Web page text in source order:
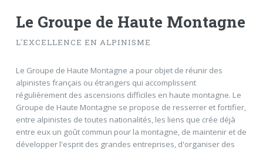
Le Groupe de Haute Montagne
L'EXCELLENCE EN ALPINISME
Le Groupe de Haute Montagne a pour objet de réunir des
alpinistes français ou étrangers qui accomplissent
régulièrement des ascensions difficiles en haute montagne. Le
Groupe de Haute Montagne se propose de resserrer et fortifier,
entre alpinistes de toutes nationalités, les liens que crée déjà
entre eux un goût commun pour la montagne, de maintenir et de
développer l'esprit des grandes entreprises, d'organiser des